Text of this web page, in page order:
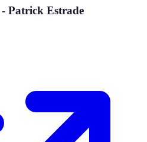
Patrick Estrade